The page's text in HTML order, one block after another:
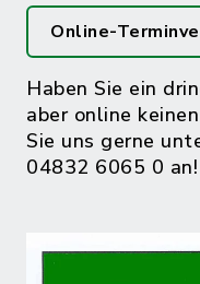
Online-
Haben Sie ein
aber online
Sie uns gerne
04832 6065 0 an!